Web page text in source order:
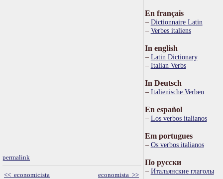
permalink
<< economicista economista >>
En français
Dictionnaire Latin
Verbes italiens
In english
Latin Dictionary
Italian Verbs
In Deutsch
Italienische Verben
En español
Los verbos italianos
Em portugues
Os verbos italianos
По русски
Итальянские глаголы